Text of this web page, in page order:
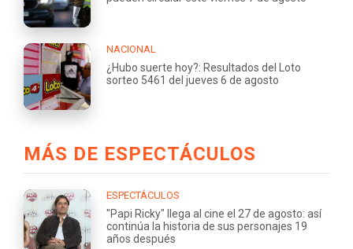
NACIONAL
¿Hubo suerte hoy?: Resultados del Loto
sorteo 5461 del jueves 6 de agosto
MÁS DE ESPECTÁCULOS
ESPECTÁCULOS
"Papi Ricky" llega al cine el 27 de agosto: así
continúa la historia de sus personajes 19
años después